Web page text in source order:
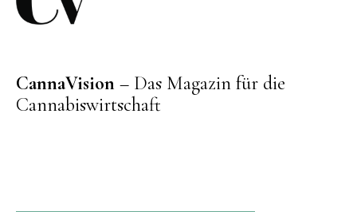
CannaVision – Das Magazin für die
Cannabiswirtschaft